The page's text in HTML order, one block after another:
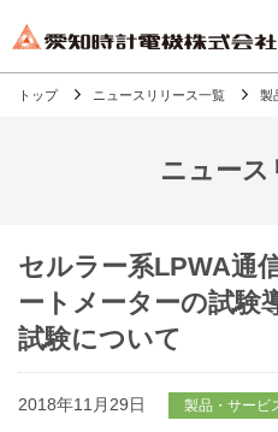
トップ ニュースリリース一覧 製
ニュース
セルラー系LPWA通
ートメーターの試験
試験について
2018年11月29日 製品・サービ